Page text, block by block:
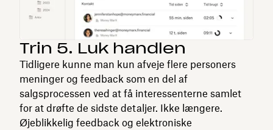
Trin 5. Luk handlen
Tidligere kunne man kun afveje flere personers
meninger og feedback som en del af
salgsprocessen ved at få interessenterne samlet
for at drøfte de sidste detaljer. Ikke længere.
Øjeblikkelig feedback og elektroniske